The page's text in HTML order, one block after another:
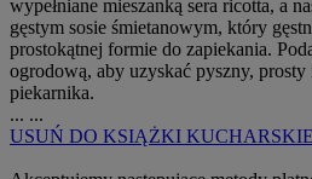
wypełniane mieszanką sera ricotta, a
gęstym sosie śmietanowym, który
prostokątnej formie do zapiekania.
ogrodową, aby uzyskać pyszny,
piekarnika.
... ...
USUŃ DO KSIĄŻKI